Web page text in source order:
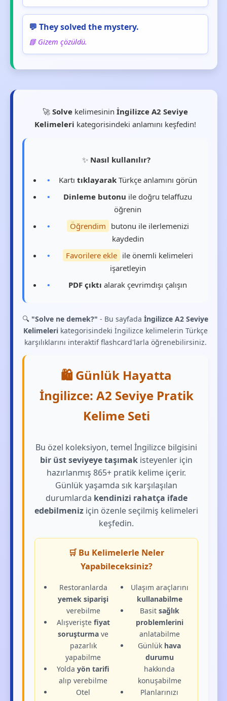
💬 They solved the mystery.
📘 Gizem çözüldü.
🚀Solve kelimesininİngilizce A2 Seviye
Kelimeleri kategorisindeki anlamını keşfedin!
✨ Nasıl kullanılır?
Kartı tıklayarakTürkçe anlamını görün
Dinleme butonu ile doğru telaffuzu
öğrenin
Öğrendim butonu ile ilerlemenizi
kaydedin
Favorilere ekle ile önemli kelimeleri
işaretleyin
PDF çıktı alarak çevrimdışı çalışın
🔍 "Solve ne demek?" - Bu sayfadaİngilizce A2 Seviye
Kelimelerikategorisindeki İngilizce kelimelerin Türkçe
karşılıklarını interaktif flashcard'larla öğrenebilirsiniz.
🛍️ Günlük Hayatta
İngilizce: A2 Seviye Pratik
Kelime Seti
Bu özel koleksiyon, temel İngilizce bilgisini
bir üst seviyeye taşımak isteyenler için
hazırlanmış 865+ pratik kelime içerir.
Günlük yaşamda sık karşılaşılan
durumlarda kendinizi rahatça ifade
edebilmeniz için özenle seçilmiş kelimeleri
keşfedin.
🛒 Bu Kelimelerle Neler
Yapabileceksiniz?
Restoranlarda
yemek siparişi
verebilme
Alışverişte fiyat
soruşturma ve
pazarlık
yapabilme
Yoldayön tarifi
alıp verebilme
Otel
Ulaşım araçlarını
kullanabilme
Basit sağlık
problemlerini
anlatabilme
Günlük hava
durumu
hakkında
konuşabilme
Planlarınızı